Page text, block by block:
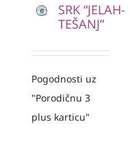
SRK “JELAH-
TEŠANJ”
Pogodnosti uz
"Porodičnu 3
plus karticu"